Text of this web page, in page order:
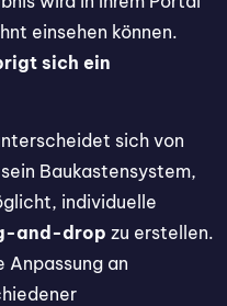
einsehen können.
sich ein
sich von
Baukastensystem,
individuelle
and-drop zu erstellen.
an